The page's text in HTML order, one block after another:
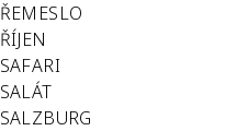
ŘEMESLO
ŘÍJEN
SAFARI
SALÁT
SALZBURG